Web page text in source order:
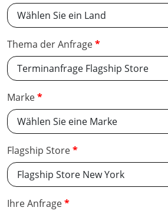
Thema der Anfrage
Marke
Flagship Store
Ihre Anfrage